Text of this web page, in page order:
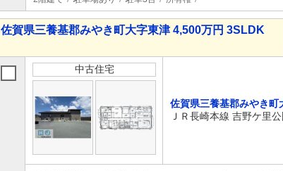
佐賀県三養基郡みやき町大字東津 4,500万円 3SLDK
中古住宅
佐賀県三養基郡みやき町
ＪＲ長崎本線 吉野ケ里